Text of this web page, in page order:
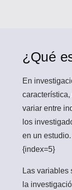
¿Qué
En
variar entre
los
en un
{index=5}
Las variables
la